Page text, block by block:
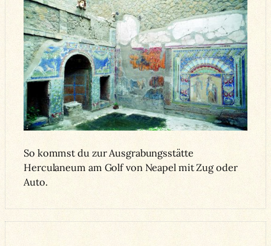
So kommst du zur Ausgrabungsstätte
Herculaneum am Golf von Neapel mit Zug oder
Auto.